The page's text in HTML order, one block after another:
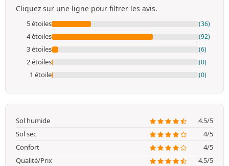
Cliquez sur une ligne pour filtrer les avis.
5 étoiles (36)
4 étoiles (92)
3 étoiles (6)
2 étoiles (0)
1 étoile (0)
Sol humide
4.5/5
Sol sec
4/5
Confort
4/5
Qualité/Prix
4.5/5